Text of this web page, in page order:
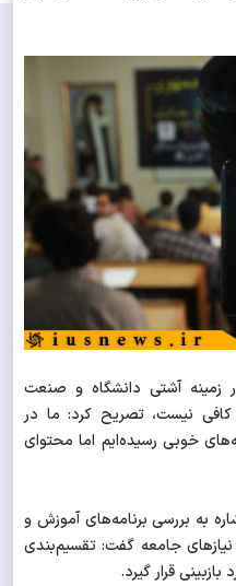
زمینه آشتی دانشگاه و صنعت
نیست، تصریح کرد: ما در
خوبی رسیده‌ایم اما محتوای
به بررسی برنامه‌های آموزش و
با نیازهای جامعه گفت: تقسیم‌بندی
قرار گیرد.